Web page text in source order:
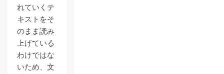
れていくテ
キストをそ
のまま読み
上げている
わけではな
いため、文